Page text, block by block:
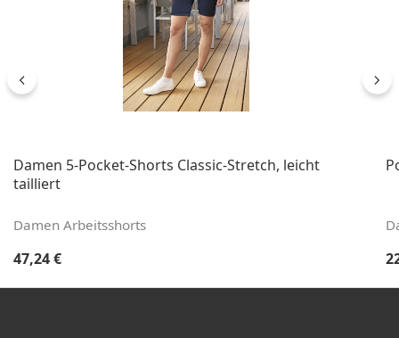
Damen 5-Pocket-Shorts Classic-Stretch, leicht
tailliert
Damen Arbeitsshorts
Regulärer Preis:
47,24 €